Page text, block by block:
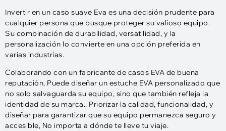
Invertir en un caso suave Eva es una decisión prudente para
cualquier persona que busque proteger su valioso equipo.
Su combinación de durabilidad, versatilidad, y la
personalización lo convierte en una opción preferida en
varias industrias.
Colaborando con un fabricante de casos EVA de buena
reputación, Puede diseñar un estuche EVA personalizado que
no solo salvaguarda su equipo, sino que también refleja la
identidad de su marca.. Priorizar la calidad, funcionalidad, y
diseñar para garantizar que su equipo permanezca seguro y
accesible, No importa a dónde te lleve tu viaje.